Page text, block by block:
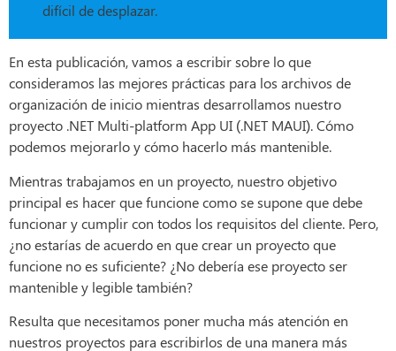
difícil de desplazar.
En esta publicación, vamos a escribir sobre lo que
consideramos las mejores prácticas para los archivos de
organización de inicio mientras desarrollamos nuestro
proyecto .NET Multi-platform App UI (.NET MAUI). Cómo
podemos mejorarlo y cómo hacerlo más mantenible.
Mientras trabajamos en un proyecto, nuestro objetivo
principal es hacer que funcione como se supone que debe
funcionar y cumplir con todos los requisitos del cliente. Pero,
¿no estarías de acuerdo en que crear un proyecto que
funcione no es suficiente? ¿No debería ese proyecto ser
mantenible y legible también?
Resulta que necesitamos poner mucha más atención en
nuestros proyectos para escribirlos de una manera más